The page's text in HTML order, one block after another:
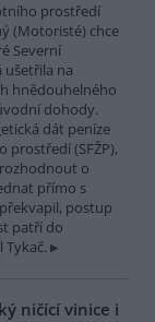
prostředí
(Motoristé) chce
Severní
ušetřila na
hnědouhelného
dohody.
dát peníze
(SFŽP),
o
přímo s
postup
patří do
Tykač.
ničící vinice i